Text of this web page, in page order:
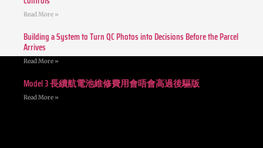
Read More »
Building a System to Turn QC Photos into Decisions Before the Parcel
Arrives
Read More »
Model 3 長續航電池維修費用會唔會高過後驅版
Read More »